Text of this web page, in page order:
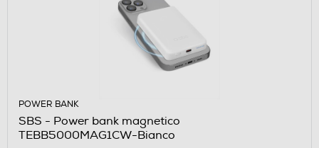
POWER BANK
SBS - Power bank magnetico
TEBB5000MAG1CW-Bianco